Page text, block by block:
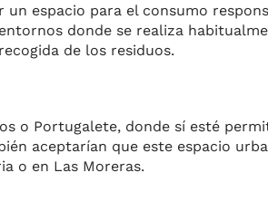
espacio para el consumo
donde se realiza
de los residuos.
o Portugalete, donde sí esté
aceptarían que este espacio
o en Las Moreras.